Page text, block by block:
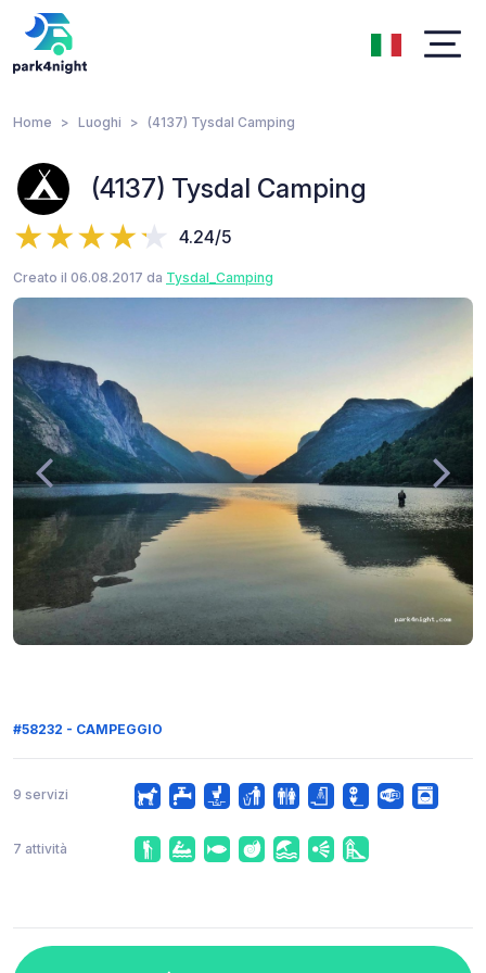
Home Luoghi (4137) Tysdal Camping
(4137) Tysdal Camping
4.24/5
Creato il 06.08.2017 da Tysdal_Camping
#58232 - CAMPEGGIO
9 servizi
7 attività